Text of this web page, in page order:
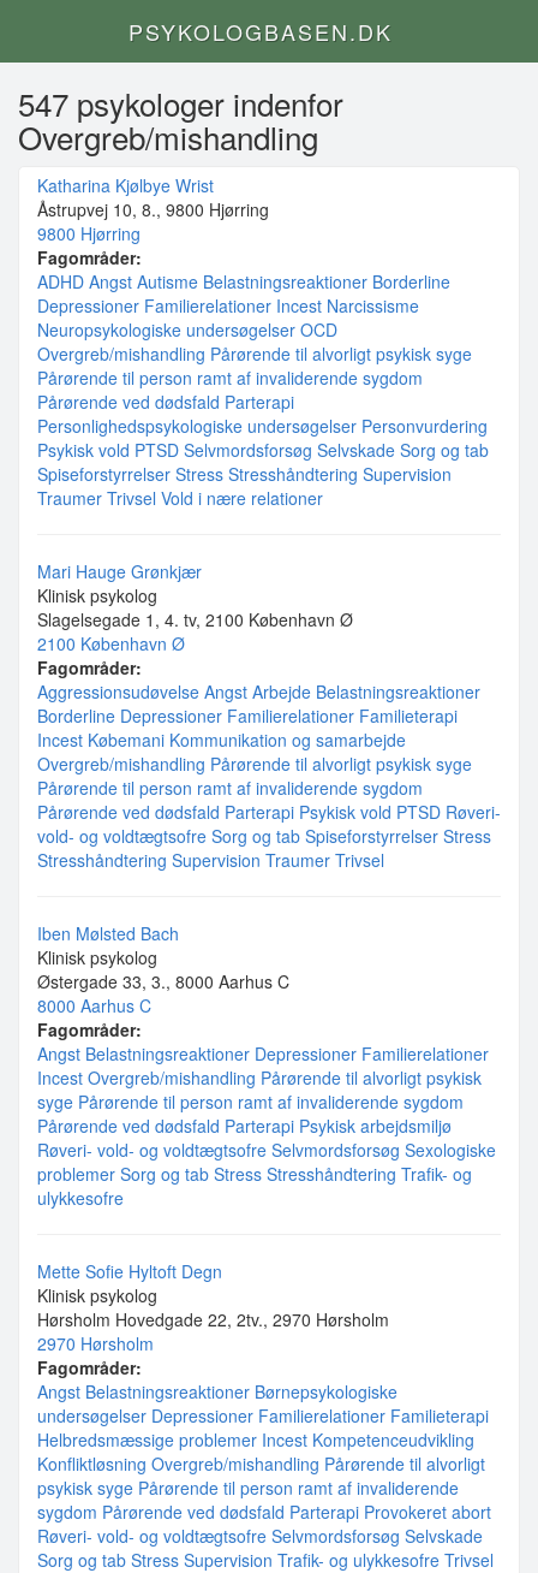
PSYKOLOGBASEN.DK
547 psykologer indenfor
Overgreb/mishandling
Katharina Kjølbye Wrist
Åstrupvej 10, 8., 9800 Hjørring
9800 Hjørring
Fagområder:
ADHD Angst Autisme Belastningsreaktioner Borderline
Depressioner Familierelationer Incest Narcissisme
Neuropsykologiske undersøgelser OCD
Overgreb/mishandling Pårørende til alvorligt psykisk syge
Pårørende til person ramt af invaliderende sygdom
Pårørende ved dødsfald Parterapi
Personlighedspsykologiske undersøgelser Personvurdering
Psykisk vold PTSD Selvmordsforsøg Selvskade Sorg og tab
Spiseforstyrrelser Stress Stresshåndtering Supervision
Traumer Trivsel Vold i nære relationer
Mari Hauge Grønkjær
Klinisk psykolog
Slagelsegade 1, 4. tv, 2100 København Ø
2100 København Ø
Fagområder:
Aggressionsudøvelse Angst Arbejde Belastningsreaktioner
Borderline Depressioner Familierelationer Familieterapi
Incest Købemani Kommunikation og samarbejde
Overgreb/mishandling Pårørende til alvorligt psykisk syge
Pårørende til person ramt af invaliderende sygdom
Pårørende ved dødsfald Parterapi Psykisk vold PTSD Røveri-
vold- og voldtægtsofre Sorg og tab Spiseforstyrrelser Stress
Stresshåndtering Supervision Traumer Trivsel
Iben Mølsted Bach
Klinisk psykolog
Østergade 33, 3., 8000 Aarhus C
8000 Aarhus C
Fagområder:
Angst Belastningsreaktioner Depressioner Familierelationer
Incest Overgreb/mishandling Pårørende til alvorligt psykisk
syge Pårørende til person ramt af invaliderende sygdom
Pårørende ved dødsfald Parterapi Psykisk arbejdsmiljø
Røveri- vold- og voldtægtsofre Selvmordsforsøg Sexologiske
problemer Sorg og tab Stress Stresshåndtering Trafik- og
ulykkesofre
Mette Sofie Hyltoft Degn
Klinisk psykolog
Hørsholm Hovedgade 22, 2tv., 2970 Hørsholm
2970 Hørsholm
Fagområder:
Angst Belastningsreaktioner Børnepsykologiske
undersøgelser Depressioner Familierelationer Familieterapi
Helbredsmæssige problemer Incest Kompetenceudvikling
Konfliktløsning Overgreb/mishandling Pårørende til alvorligt
psykisk syge Pårørende til person ramt af invaliderende
sygdom Pårørende ved dødsfald Parterapi Provokeret abort
Røveri- vold- og voldtægtsofre Selvmordsforsøg Selvskade
Sorg og tab Stress Supervision Trafik- og ulykkesofre Trivsel